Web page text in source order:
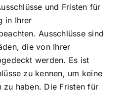
und Fristen für
in Ihrer
Ausschlüsse sind
die von Ihrer
werden. Es ist
zu kennen, um keine
zu haben. Die Fristen für